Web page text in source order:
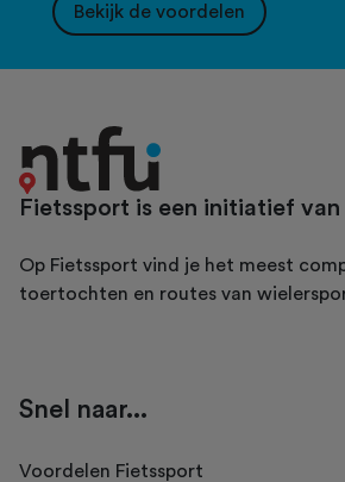
Bekijk de voordelen
Fietssport is een initiatief van
Op Fietssport vind je het meest
toertochten en routes van
Snel naar...
Voordelen Fietssport